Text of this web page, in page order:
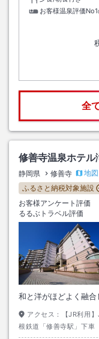
お客様温泉評価
全
修善寺温泉ホテル
静岡県 修善寺
地図
ふるさと納税対象施設
お客様アンケート評価
るるぶトラベル評価
和と洋がほどよく融
アクセス：
【JR利用
根鉄道「修善寺駅」下車